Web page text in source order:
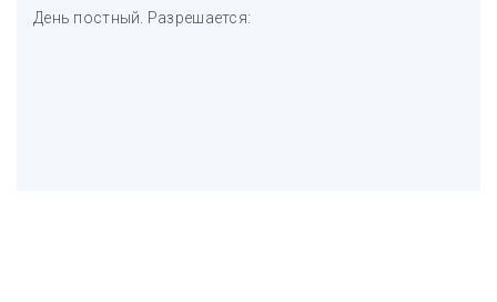
День постный. Разрешается: